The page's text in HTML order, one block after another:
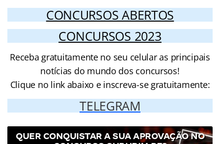
CONCURSOS ABERTOS
CONCURSOS 2023
Receba gratuitamente no seu celular as principais
notícias do mundo dos concursos!
Clique no link abaixo e inscreva-se gratuitamente:
TELEGRAM
QUER CONQUISTAR A SUA APROVAÇÃO NO